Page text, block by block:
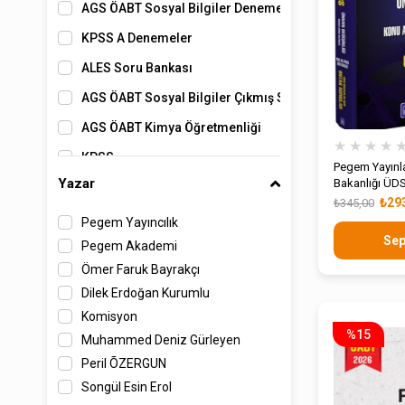
AGS ÖABT Sosyal Bilgiler Deneme
KPSS A Denemeler
ALES Soru Bankası
AGS ÖABT Sosyal Bilgiler Çıkmış Sorular
AGS ÖABT Kimya Öğretmenliği
KPSS
KPSS Lise ve Önlisans
DGS Çıkmış Sorular
Tüm Kategoriler
YKS (TYT - AYT )
AGS ÖABT Tarih Öğretmenliği
KPSS Genel Yetenek Genel Kültür
KPSS Tarih Soru
Yazar
Pegem Yayıncılık
Pegem Akademi
Ömer Faruk Bayrakçı
Dilek Erdoğan Kurumlu
Komisyon
Muhammed Deniz Gürleyen
Peril ÕZERGUN
Songül Esin Erol
★ ★ ★ ★ ★
Pegem
Bakanlığı
Sınavlarına
₺345,00
%15